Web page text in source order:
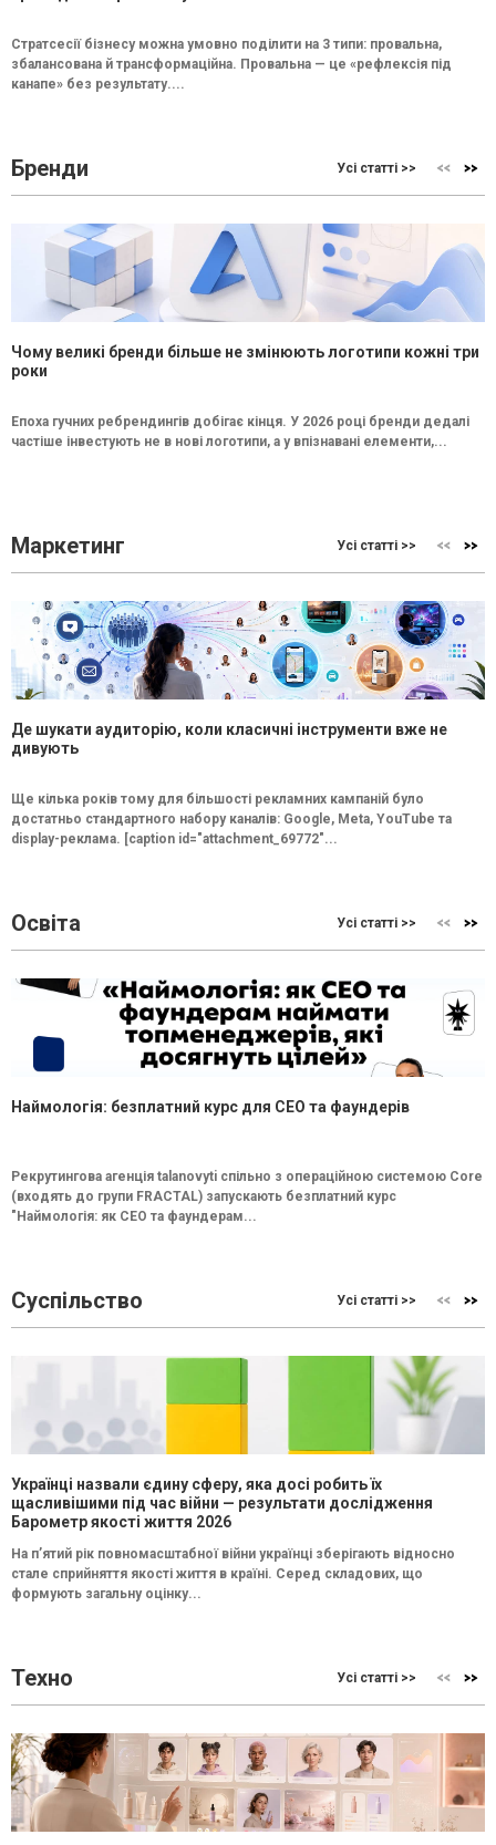
Стратсесії бізнесу можна умовно поділити на 3 типи: провальна,
збалансована й трансформаційна. Провальна — це «рефлексія під
канапе» без результату....
Бренди Усі статті >>
Чому великі бренди більше не змінюють логотипи кожні три
роки
Епоха гучних ребрендингів добігає кінця. У 2026 році бренди дедалі
частіше інвестують не в нові логотипи, а у впізнавані елементи,...
Маркетинг Усі статті >>
Де шукати аудиторію, коли класичні інструменти вже не
дивують
Ще кілька років тому для більшості рекламних кампаній було
достатньо стандартного набору каналів: Google, Meta, YouTube та
display-реклама. [caption id="attachment_69772"...
Освіта Усі статті >>
Наймологія: безплатний курс для CEO та фаундерів
Рекрутингова агенція talanovyti спільно з операційною системою Core
(входять до групи FRACTAL) запускають безплатний курс
"Наймологія: як СEO та фаундерам...
Суспільство Усі статті >>
Українці назвали єдину сферу, яка досі робить їх
щасливішими під час війни — результати дослідження
Барометр якості життя 2026
На п’ятий рік повномасштабної війни українці зберігають відносно
стале сприйняття якості життя в країні. Серед складових, що
формують загальну оцінку...
Техно Усі статті >>